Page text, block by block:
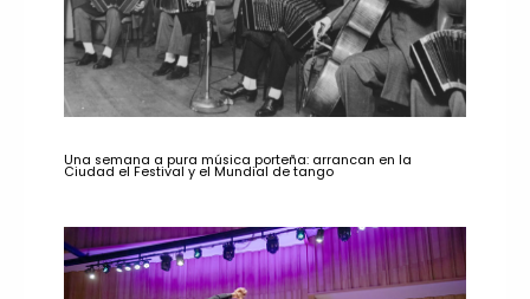
Una semana a pura música porteña: arrancan en la
Ciudad el Festival y el Mundial de tango